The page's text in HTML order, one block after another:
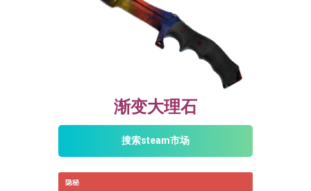
渐变大理石
搜索steam市场
隐秘